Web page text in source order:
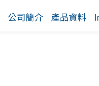
公司簡介 產品資料